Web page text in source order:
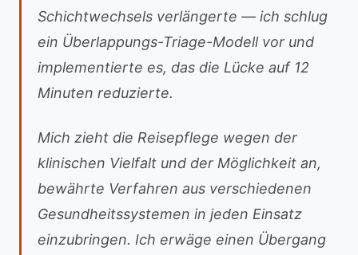
Schichtwechsels verlängerte — ich schlug
ein Überlappungs-Triage-Modell vor und
implementierte es, das die Lücke auf 12
Minuten reduzierte.
Mich zieht die Reisepflege wegen der
klinischen Vielfalt und der Möglichkeit an,
bewährte Verfahren aus verschiedenen
Gesundheitssystemen in jeden Einsatz
einzubringen. Ich erwäge einen Übergang